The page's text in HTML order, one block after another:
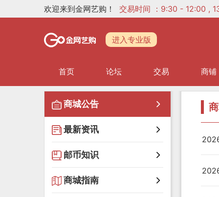
欢迎来到金网艺购！ 交易时间 ：9:30 - 12:00 ,
进入专业版
首页 论坛 交易 商铺
商城公告
最新资讯
邮币知识
商城指南